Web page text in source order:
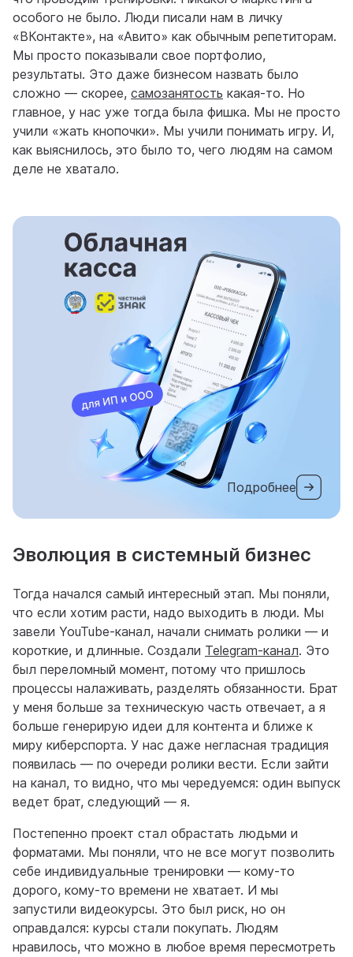
особого не было. Люди писали нам в личку
«ВКонтакте», на «Авито» как обычным репетиторам.
Мы просто показывали свое портфолио,
результаты. Это даже бизнесом назвать было
сложно — скорее, самозанятость какая-то. Но
главное, у нас уже тогда была фишка. Мы не просто
учили «жать кнопочки». Мы учили понимать игру. И,
как выяснилось, это было то, чего людям на самом
деле не хватало.
Подробнее
Эволюция в системный бизнес
Тогда начался самый интересный этап. Мы поняли,
что если хотим расти, надо выходить в люди. Мы
завели YouTube-канал, начали снимать ролики — и
короткие, и длинные. Создали Telegram-канал. Это
был переломный момент, потому что пришлось
процессы налаживать, разделять обязанности. Брат
у меня больше за техническую часть отвечает, а я
больше генерирую идеи для контента и ближе к
миру киберспорта. У нас даже негласная традиция
появилась — по очереди ролики вести. Если зайти
на канал, то видно, что мы чередуемся: один выпуск
ведет брат, следующий — я.
Постепенно проект стал обрастать людьми и
форматами. Мы поняли, что не все могут позволить
себе индивидуальные тренировки — кому-то
дорого, кому-то времени не хватает. И мы
запустили видеокурсы. Это был риск, но он
оправдался: курсы стали покупать. Людям
нравилось, что можно в любое время пересмотреть